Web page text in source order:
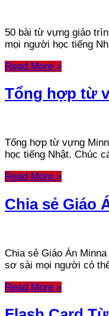
50 bài từ vựng giáo
mọi người học tiếng
Read More »
Tổng hợp từ
Tổng hợp từ vựng
học tiếng Nhật. Chúc
Read More »
Chia sẻ Giáo
Chia sẻ Giáo Án
sơ sài mọi người có
Read More »